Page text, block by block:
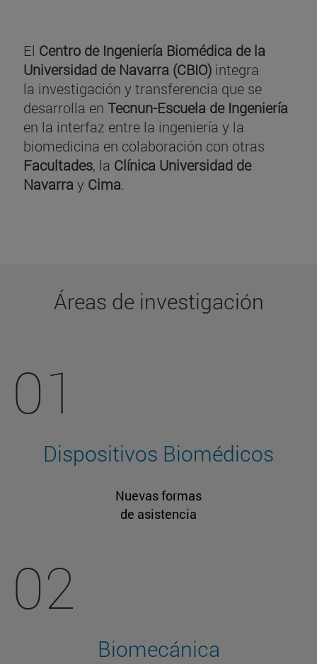
El Centro de Ingeniería Biomédica de la
Universidad de Navarra (CBIO) integra
la investigación y transferencia que se
desarrolla en Tecnun-Escuela de Ingeniería
en la interfaz entre la ingeniería y la
biomedicina en colaboración con otras
Facultades, la Clínica Universidad de
Navarra y Cima.
Áreas de investigación
01
Dispositivos Biomédicos
Nuevas formas
de asistencia
02
Biomecánica